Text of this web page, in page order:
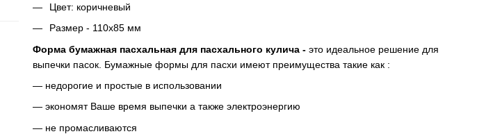
Цвет: коричневый
Размер - 110х85 мм
Форма бумажная пасхальная для пасхального кулича - это идеальное решение для
выпечки пасок. Бумажные формы для пасхи имеют преимущества такие как :
— недорогие и простые в использовании
— экономят Ваше время выпечки а также электроэнергию
— не промасливаются